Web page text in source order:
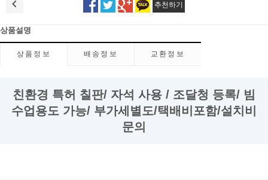
추천하기
상품설명
상품정보 배송정보 교환정보
친환경 특허 칠판/ 자석 사용 / 조달청 등록/ 빔
수업용도 가능/ 부가세별도/택배비포함/설치비
문의